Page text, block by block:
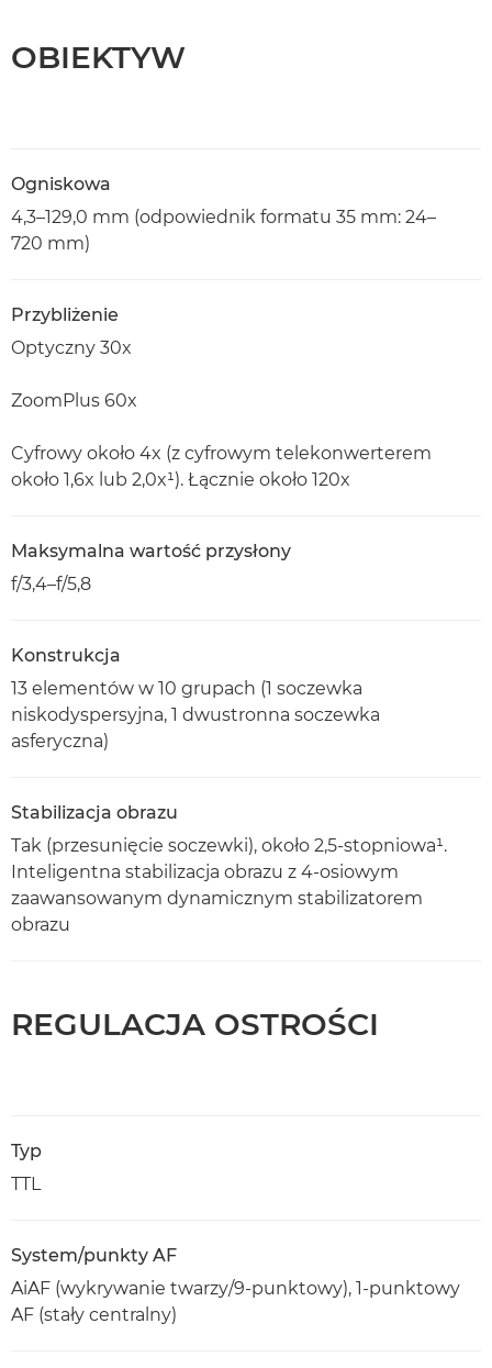
OBIEKTYW
Ogniskowa
4,3–129,0 mm (odpowiednik formatu 35 mm: 24–
720 mm)
Przybliżenie
Optyczny 30x
ZoomPlus 60x
Cyfrowy około 4x (z cyfrowym telekonwerterem
około 1,6x lub 2,0x¹). Łącznie około 120x
Maksymalna wartość przysłony
f/3,4–f/5,8
Konstrukcja
13 elementów w 10 grupach (1 soczewka
niskodyspersyjna, 1 dwustronna soczewka
asferyczna)
Stabilizacja obrazu
Tak (przesunięcie soczewki), około 2,5-stopniowa¹.
Inteligentna stabilizacja obrazu z 4-osiowym
zaawansowanym dynamicznym stabilizatorem
obrazu
REGULACJA OSTROŚCI
Typ
TTL
System/punkty AF
AiAF (wykrywanie twarzy/9-punktowy), 1-punktowy
AF (stały centralny)